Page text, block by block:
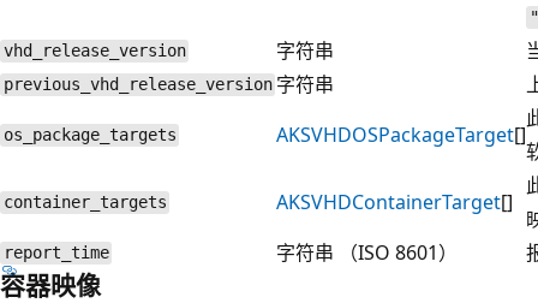
vhd_release_version
字符串
previous_vhd_release_version 字符串
os_package_targets AKSVHDOSPackageTarget[]
container_targets AKSVHDContainerTarget[]
report_time 字符串 （ISO 8601）
容器映像